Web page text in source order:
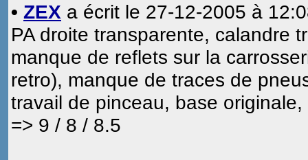
• ZEX a écrit le 27-12-2005 à
PA droite transparente, calandre
manque de reflets sur la
retro), manque de traces de
travail de pinceau, base
=> 9 / 8 / 8.5